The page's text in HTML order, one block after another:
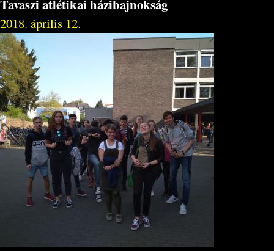
Tavaszi atlétikai házibajnokság
2018. április 12.